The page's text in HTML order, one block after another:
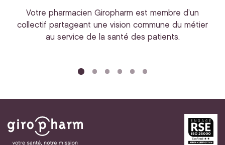
Votre pharmacien Giropharm est membre d’un
collectif partageant une vision commune du métier
au service de la santé des patients.